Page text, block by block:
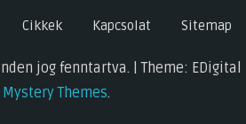
Cikkek Kapcsolat Sitemap
jog fenntartva. | Theme: EDigital
Mystery Themes.